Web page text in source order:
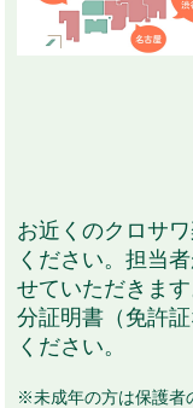
お近くのクロサ
ください。担当
せていただきま
分証明書（免許
ください。
※未成年の方は保護者